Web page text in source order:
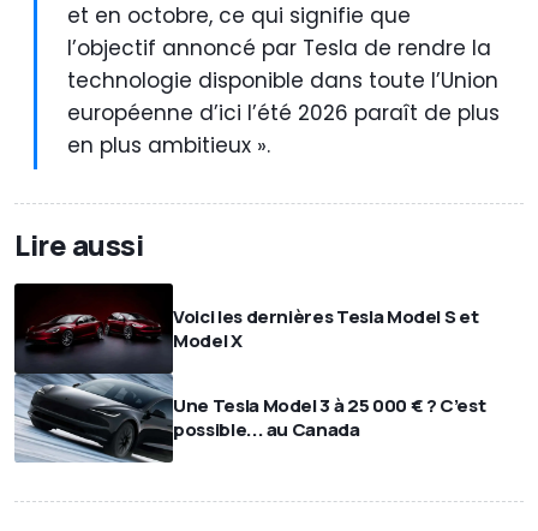
et en octobre, ce qui signifie que
l’objectif annoncé par Tesla de rendre la
technologie disponible dans toute l’Union
européenne d’ici l’été 2026 paraît de plus
en plus ambitieux ».
Lire aussi
Voici les dernières Tesla Model S et
Model X
Une Tesla Model 3 à 25 000 € ? C’est
possible... au Canada